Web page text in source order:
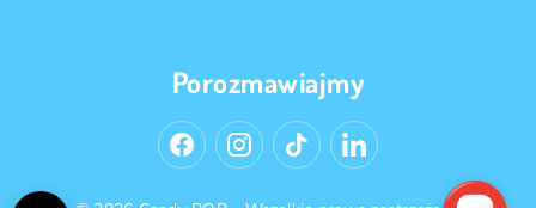
Porozmawiajmy